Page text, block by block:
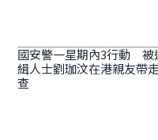
國安警一星期內3行動 被
緝人士劉珈汶在港親友帶
查